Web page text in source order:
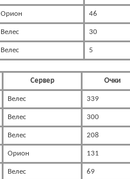
Орион 46
Велес 30
Велес
5
Сервер Очки
Велес 339
Велес 300
Велес 208
Орион 131
Велес 69